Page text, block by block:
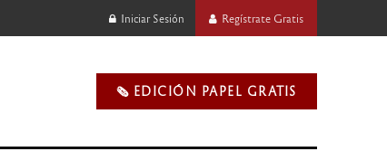
Iniciar Sesión Regístrate Gratis
🗞️ EDICIÓN PAPEL GRATIS